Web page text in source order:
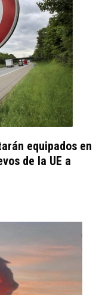
equipados en
de la UE a